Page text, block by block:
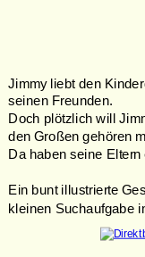
Jimmy liebt den
seinen Freunden.
Doch plötzlich will
den Großen gehören
Da haben seine
Ein bunt illustrierte
kleinen Suchaufgabe